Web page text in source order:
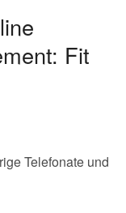
Fit
Telefonate und